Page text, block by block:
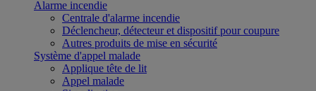
Alarme incendie
Centrale d'alarme incendie
Déclencheur, détecteur et dispositif pour coupure
Autres produits de mise en sécurité
Système d'appel malade
Applique tête de lit
Appel malade